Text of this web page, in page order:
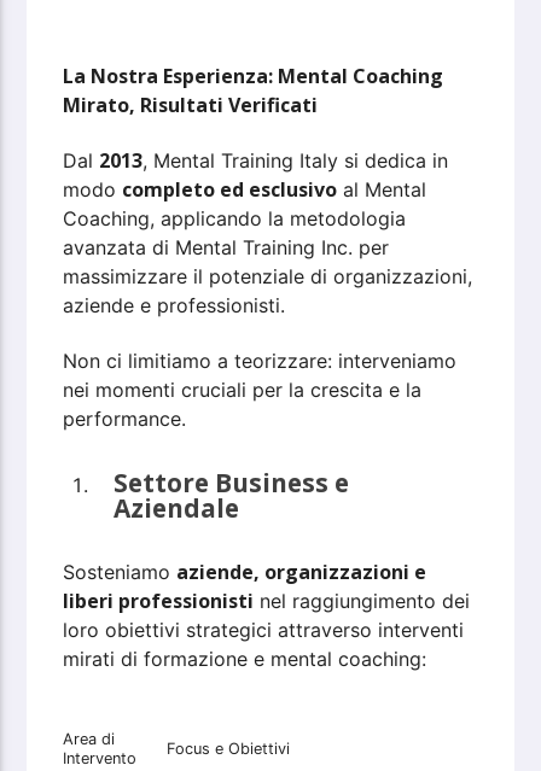
La Nostra Esperienza: Mental Coaching
Mirato, Risultati Verificati
Dal 2013, Mental Training Italy si dedica in
modo completo ed esclusivo al Mental
Coaching, applicando la metodologia
avanzata di Mental Training Inc. per
massimizzare il potenziale di organizzazioni,
aziende e professionisti.
Non ci limitiamo a teorizzare: interveniamo
nei momenti cruciali per la crescita e la
performance.
Settore Business e
Aziendale
Sosteniamo aziende, organizzazioni e
liberi professionisti nel raggiungimento dei
loro obiettivi strategici attraverso interventi
mirati di formazione e mental coaching:
Area di
Intervento
Focus e Obiettivi